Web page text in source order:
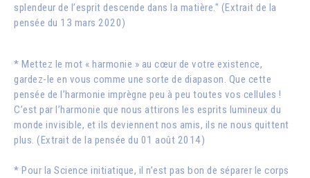
splendeur de l’esprit descende dans la matière." (Extrait de la
pensée du 13 mars 2020)
* Mettez le mot « harmonie » au cœur de votre existence,
gardez-le en vous comme une sorte de diapason. Que cette
pensée de l’harmonie imprègne peu à peu toutes vos cellules !
C’est par l’harmonie que nous attirons les esprits lumineux du
monde invisible, et ils deviennent nos amis, ils ne nous quittent
plus. (Extrait de la pensée du 01 août 2014)
* Pour la Science initiatique, il n’est pas bon de séparer le corps